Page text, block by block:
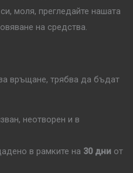
моля, прегледайте нашата
на средства.
връщане, трябва да бъдат
неотворен и в
в рамките на 30 дни от